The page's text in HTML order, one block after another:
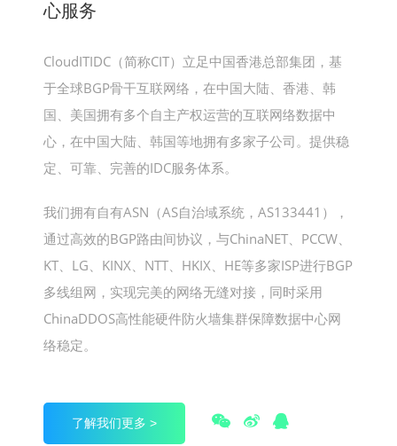
心服务
CloudITIDC（简称CIT）立足中国香港总部集团，基
于全球BGP骨干互联网络，在中国大陆、香港、韩
国、美国拥有多个自主产权运营的互联网络数据中
心，在中国大陆、韩国等地拥有多家子公司。提供稳
定、可靠、完善的IDC服务体系。
我们拥有自有ASN（AS自治域系统，AS133441），
通过高效的BGP路由间协议，与ChinaNET、PCCW、
KT、LG、KINX、NTT、HKIX、HE等多家ISP进行BGP
多线组网，实现完美的网络无缝对接，同时采用
ChinaDDOS高性能硬件防火墙集群保障数据中心网
络稳定。
了解我们更多 >